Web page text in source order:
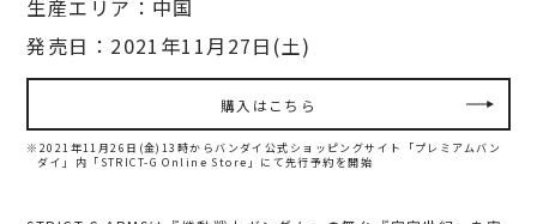
生産エリア：中国
発売日：2021年11月27日(土)
購入はこちら
※2021年11月26日(金)13時からバンダイ公式ショッピングサイト「プレミアムバン
ダイ」内 「STRICT-G Online Store」にて先行予約を開始